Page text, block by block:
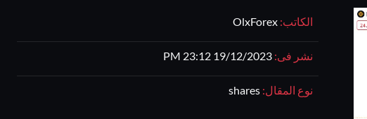
الكاتب: OlxForex
نشر فى: 19/12/2023 23:12 PM
نوع المقال: shares